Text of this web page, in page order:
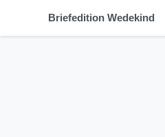
Briefedition Wedekind